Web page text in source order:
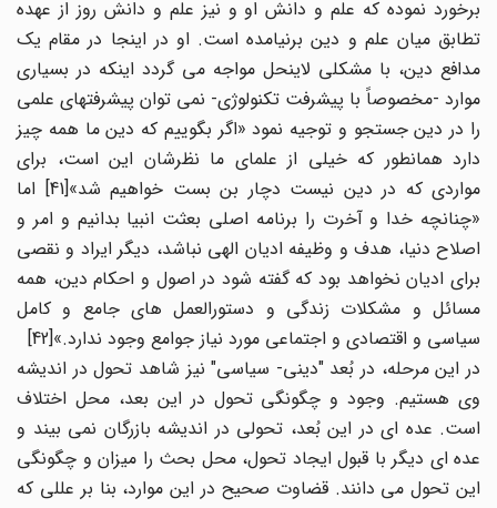
برخورد نموده که علم و دانش او و نیز علم و دانش روز از عهده
تطابق میان علم و دین برنیامده است. او در اینجا در مقام یک
مدافع دین، با مشکلی لاینحل مواجه می گردد اینکه در بسیاری
موارد -مخصوصاً با پیشرفت تکنولوژی- نمی توان پیشرفتهای علمی
را در دین جستجو و توجیه نمود «اگر بگوییم که دین ما همه چیز
دارد همانطور که خیلی از علمای ما نظرشان این است، برای
مواردی که در دین نیست دچار بن بست خواهیم شد»[41] اما
«چنانچه خدا و آخرت را برنامه اصلی بعثت انبیا بدانیم و امر و
اصلاح دنیا، هدف و وظیفه ادیان الهی نباشد، دیگر ایراد و نقصی
برای ادیان نخواهد بود که گفته شود در اصول و احکام دین، همه
مسائل و مشکلات زندگی و دستورالعمل های جامع و کامل
سیاسی و اقتصادی و اجتماعی مورد نیاز جوامع وجود ندارد.»[42]
در این مرحله، در بُعد "دینی- سیاسی" نیز شاهد تحول در اندیشه
وی هستیم. وجود و چگونگی تحول در این بعد، محل اختلاف
است. عده ای در این بُعد، تحولی در اندیشه بازرگان نمی بیند و
عده ای دیگر با قبول ایجاد تحول، محل بحث را میزان و چگونگی
این تحول می دانند. قضاوت صحیح در این موارد، بنا بر عللی که